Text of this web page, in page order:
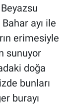
ayı ile
erimesiyle
sunuyor
doğa
bunları
burayı